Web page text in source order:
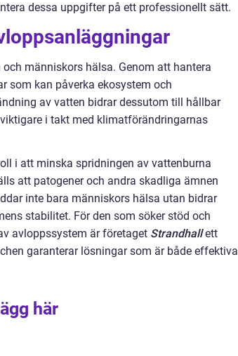
dessa uppgifter på ett professionellt sätt.
människors hälsa. Genom att hantera
som kan påverka ekosystem och
av vatten bidrar dessutom till hållbar
i takt med klimatförändringarnas
i att minska spridningen av vattenburna
att patogener och andra skadliga ämnen
inte bara människors hälsa utan bidrar
stabilitet. För den som söker stöd och
avloppssystem är företaget Strandhall ett
garanterar lösningar som är både effektiva
här